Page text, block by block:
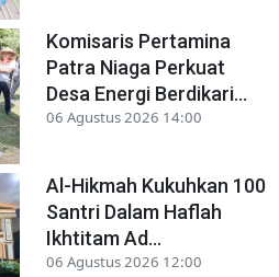
Komisaris Pertamina
Patra Niaga Perkuat
Desa Energi Berdikari...
06 Agustus 2026 14:00
Al-Hikmah Kukuhkan 100
Santri Dalam Haflah
Ikhtitam Ad...
06 Agustus 2026 12:00